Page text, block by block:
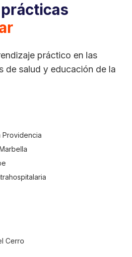
práctico en las
de salud y educación de la
Providencia
Cerro